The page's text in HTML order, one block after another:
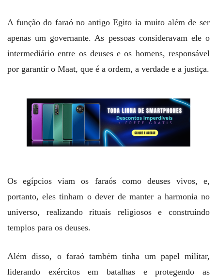
A função do faraó no antigo Egito ia muito além de ser
apenas um governante. As pessoas consideravam ele o
intermediário entre os deuses e os homens, responsável
por garantir o Maat, que é a ordem, a verdade e a justiça.
Os egípcios viam os faraós como deuses vivos, e,
portanto, eles tinham o dever de manter a harmonia no
universo, realizando rituais religiosos e construindo
templos para os deuses.
Além disso, o faraó também tinha um papel militar,
liderando exércitos em batalhas e protegendo as